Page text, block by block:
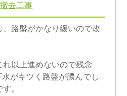
去工事
路盤がかなり緩いので改
以上進めないので残念
水がキツく路盤が膿んでし
。